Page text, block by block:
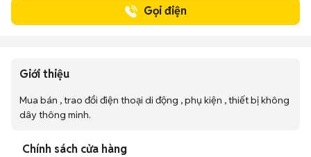
Gọi điện
Giới thiệu
Mua bán , trao đổi điện thoại di động , phụ kiện , thiết bị không
dây thông minh.
Chính sách cửa hàng